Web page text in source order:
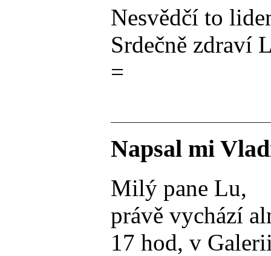
Nesvědčí to
Srdečně zdraví
=
Napsal mi
Milý pane Lu,
právě vychází
17 hod, v